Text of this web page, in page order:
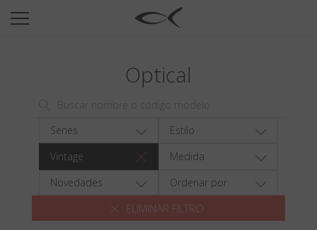
SUN
TITANIUM
NEWSROOM
TIENDAS
Optical
Series
Estilo
Vintage
Medida
Novedades
Ordenar por
ELIMINAR FILTRO